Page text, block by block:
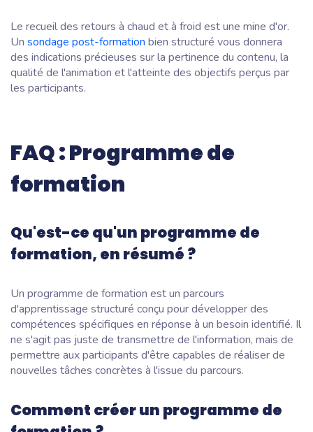
Le recueil des retours à chaud et à froid est une mine d'or.
Un sondage post-formation bien structuré vous donnera
des indications précieuses sur la pertinence du contenu, la
qualité de l'animation et l'atteinte des objectifs perçus par
les participants.
FAQ : Programme de
formation
Qu'est-ce qu'un programme de
formation, en résumé ?
Un programme de formation est un parcours
d'apprentissage structuré conçu pour développer des
compétences spécifiques en réponse à un besoin identifié. Il
ne s'agit pas juste de transmettre de l'information, mais de
permettre aux participants d'être capables de réaliser de
nouvelles tâches concrètes à l'issue du parcours.
Comment créer un programme de